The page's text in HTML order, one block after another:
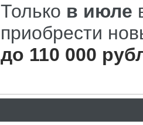
Только в июле
приобрести
до 110 000